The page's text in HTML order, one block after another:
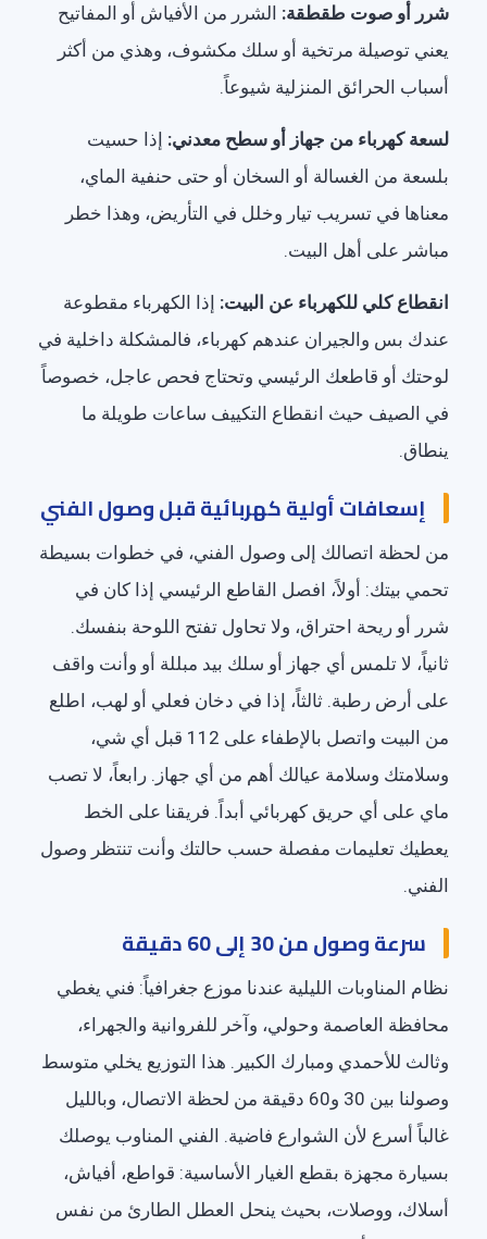
شرر أو صوت طقطقة: الشرر من الأفياش أو المفاتيح
يعني توصيلة مرتخية أو سلك مكشوف، وهذي من أكثر
أسباب الحرائق المنزلية شيوعاً.
لسعة كهرباء من جهاز أو سطح معدني: إذا حسيت
بلسعة من الغسالة أو السخان أو حتى حنفية الماي،
معناها في تسريب تيار وخلل في التأريض، وهذا خطر
مباشر على أهل البيت.
انقطاع كلي للكهرباء عن البيت: إذا الكهرباء مقطوعة
عندك بس والجيران عندهم كهرباء، فالمشكلة داخلية في
لوحتك أو قاطعك الرئيسي وتحتاج فحص عاجل، خصوصاً
في الصيف حيث انقطاع التكييف ساعات طويلة ما
ينطاق.
إسعافات أولية كهربائية قبل وصول الفني
من لحظة اتصالك إلى وصول الفني، في خطوات بسيطة
تحمي بيتك: أولاً، افصل القاطع الرئيسي إذا كان في
شرر أو ريحة احتراق، ولا تحاول تفتح اللوحة بنفسك.
ثانياً، لا تلمس أي جهاز أو سلك بيد مبللة أو وأنت واقف
على أرض رطبة. ثالثاً، إذا في دخان فعلي أو لهب، اطلع
من البيت واتصل بالإطفاء على 112 قبل أي شي،
وسلامتك وسلامة عيالك أهم من أي جهاز. رابعاً، لا تصب
ماي على أي حريق كهربائي أبداً. فريقنا على الخط
يعطيك تعليمات مفصلة حسب حالتك وأنت تنتظر وصول
الفني.
سرعة وصول من 30 إلى 60 دقيقة
نظام المناوبات الليلية عندنا موزع جغرافياً: فني يغطي
محافظة العاصمة وحولي، وآخر للفروانية والجهراء،
وثالث للأحمدي ومبارك الكبير. هذا التوزيع يخلي متوسط
وصولنا بين 30 و60 دقيقة من لحظة الاتصال، وبالليل
غالباً أسرع لأن الشوارع فاضية. الفني المناوب يوصلك
بسيارة مجهزة بقطع الغيار الأساسية: قواطع، أفياش،
أسلاك، ووصلات، بحيث ينحل العطل الطارئ من نفس